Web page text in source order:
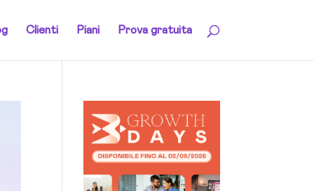
Clienti Piani Prova gratuita